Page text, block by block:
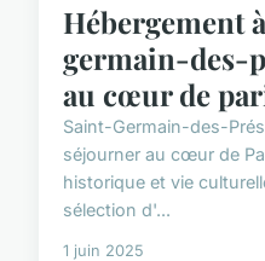
Hébergement
germain-des-
au cœur de
Saint-Germain-des-
séjourner au cœur de
historique et vie
sélection d'...
1 juin 2025